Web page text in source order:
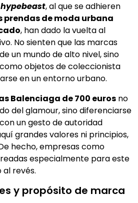
hypebeast, al que se adhieren
prendas de moda urbana
, han dado la vuelta al
No sienten que las marcas
un mundo de alto nivel, sino
objetos de coleccionista
en un entorno urbano.
Balenciaga de 700 euros no
del glamour, sino diferenciarse
un gesto de autoridad
grandes valores ni principios,
hecho, empresas como
especialmente para este
al revés.
y propósito de marca